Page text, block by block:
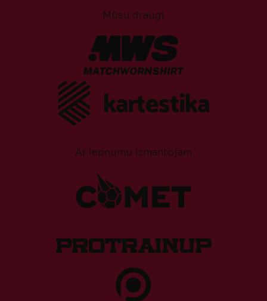
Mūsu draugi
Ar lepnumu izmantojam